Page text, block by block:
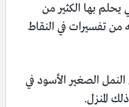
يحلم بها الكثير من
تفسيرات في النقاط
الصغير الأسود في
المنزل.